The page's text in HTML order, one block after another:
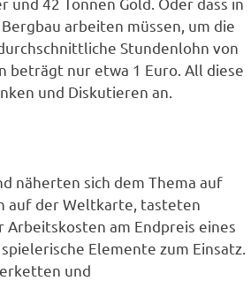
arbeiten müssen, um die
Stundenlohn von
beträgt nur etwa 1 Euro. All diese
und Diskutieren an.
näherten sich dem Thema auf
auf der Weltkarte, tasteten
am Endpreis eines
Elemente zum Einsatz.
und